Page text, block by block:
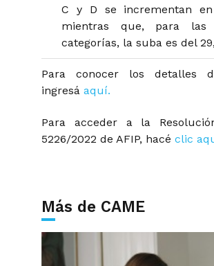
C y D se incrementan
mientras que, para las
categorías, la suba es del
Para conocer los detalles
ingresá aquí.
Para acceder a la
5226/2022 de AFIP, hacé clic
Más de CAME